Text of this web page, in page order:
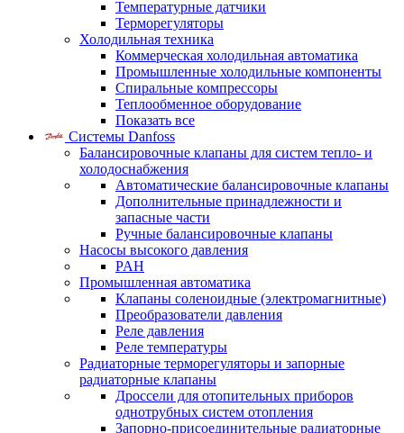
Температурные датчики
Терморегуляторы
Холодильная техника
Коммерческая холодильная автоматика
Промышленные холодильные компоненты
Спиральные компрессоры
Теплообменное оборудование
Показать все
Системы Danfoss
Балансировочные клапаны для систем тепло- и
холодоснабжения
Автоматические балансировочные клапаны
Дополнительные принадлежности и
запасные части
Ручные балансировочные клапаны
Насосы высокого давления
PAH
Промышленная автоматика
Клапаны соленоидные (электромагнитные)
Преобразователи давления
Реле давления
Реле температуры
Радиаторные терморегуляторы и запорные
радиаторные клапаны
Дроссели для отопительных приборов
однотрубных систем отопления
Запорно-присоединительные радиаторные